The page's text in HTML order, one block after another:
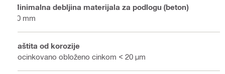
Minimalna debljina materijala za podlogu (beton)
60 mm
Zaštita od korozije
Pocinkovano obloženo cinkom < 20 μm